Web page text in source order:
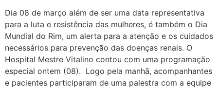
Dia 08 de março além de ser uma data representativa
para a luta e resistência das mulheres, é também o Dia
Mundial do Rim, um alerta para a atenção e os cuidados
necessários para prevenção das doenças renais. O
Hospital Mestre Vitalino contou com uma programação
especial ontem (08). Logo pela manhã, acompanhantes
e pacientes participaram de uma palestra com a equipe